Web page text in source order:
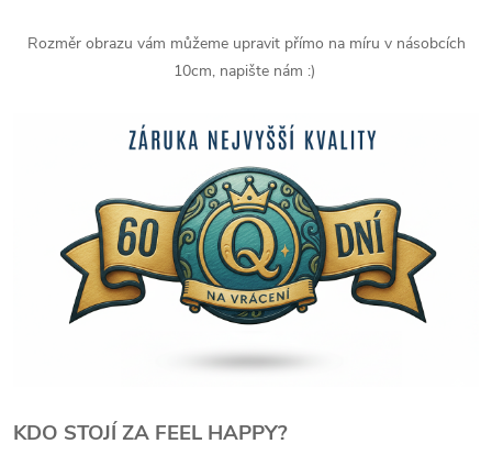
Rozměr obrazu vám můžeme upravit přímo na míru v násobcích
10cm, napište nám :)
KDO STOJÍ ZA FEEL HAPPY?